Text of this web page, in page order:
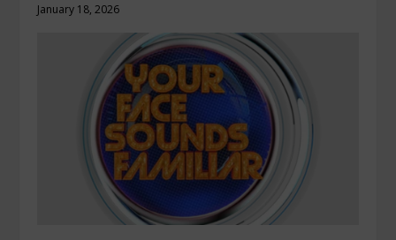
January 18, 2026